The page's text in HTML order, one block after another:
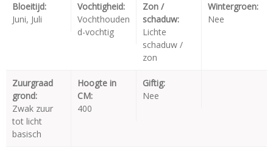
Bloeitijd:
Juni, Juli
Vochtigheid:
Vochthouden
d-vochtig
Zon /
schaduw:
Lichte
schaduw /
zon
Wintergroen:
Nee
Zuurgraad
grond:
Zwak zuur
tot licht
basisch
Hoogte in
CM:
400
Giftig:
Nee